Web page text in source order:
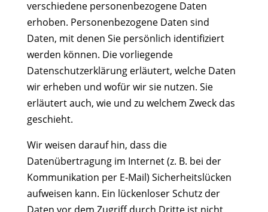
verschiedene personenbezogene Daten
erhoben. Personenbezogene Daten sind
Daten, mit denen Sie persönlich identifiziert
werden können. Die vorliegende
Datenschutzerklärung erläutert, welche Daten
wir erheben und wofür wir sie nutzen. Sie
erläutert auch, wie und zu welchem Zweck das
geschieht.
Wir weisen darauf hin, dass die
Datenübertragung im Internet (z. B. bei der
Kommunikation per E-Mail) Sicherheitslücken
aufweisen kann. Ein lückenloser Schutz der